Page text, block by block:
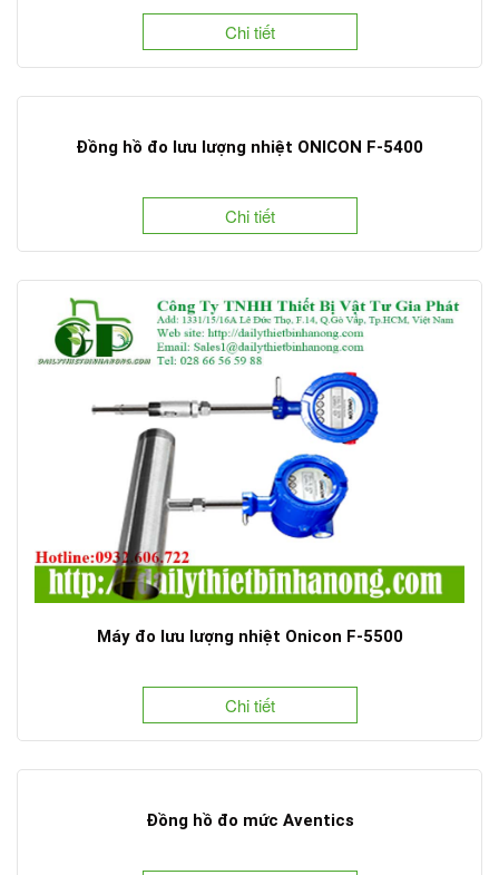
Chi tiết
Đồng hồ đo lưu lượng nhiệt ONICON F-5400
Chi tiết
Máy đo lưu lượng nhiệt Onicon F-5500
Chi tiết
Đồng hồ đo mức Aventics